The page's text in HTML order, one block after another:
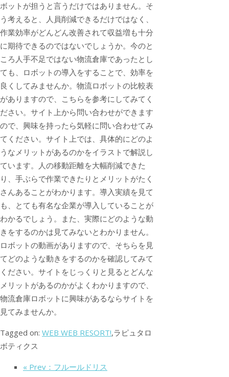
ボットが担うと言うだけではありません。そ
う考えると、人員削減できるだけではなく、
作業効率がどんどん改善されて収益増も十分
に期待できるのではないでしょうか。今のと
ころ人手不足ではない物流倉庫であったとし
ても、ロボットの導入をすることで、効率を
良くしてみませんか。物流ロボットの比較表
がありますので、こちらを参考にしてみてく
ださい。サイト上から問い合わせができます
ので、興味を持ったら気軽に問い合わせてみ
てください。サイト上では、具体的にどのよ
うなメリットがあるのかをイラストで解説し
ています。人の移動距離を大幅削減できた
り、手ぶらで作業できたりとメリットがたく
さんあることがわかります。導入実績を見て
も、とても有名な企業が導入していることが
わかるでしょう。また、実際にどのような動
きをするのかは見てみないとわかりません。
ロボットの動画がありますので、そちらを見
てどのような動きをするのかを確認してみて
ください。サイトをじっくりと見るとどんな
メリットがあるのかがよくわかりますので、
物流倉庫ロボットに興味があるならサイトを
見てみませんか。
Tagged on: WEB WEB RESORT!,ラピュタロ
ボティクス
« Prev：フルールドリス